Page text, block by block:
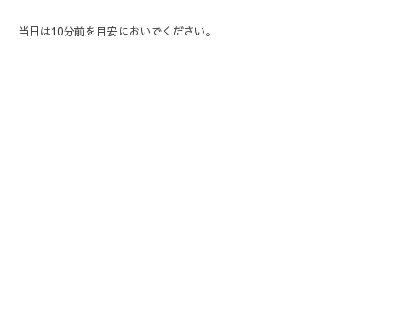
当日は10分前を目安においでください。